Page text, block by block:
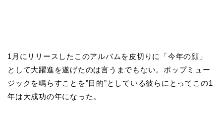
1月にリリースしたこのアルバムを皮切りに「今年の顔」
として大躍進を遂げたのは言うまでもない。ポップミュー
ジックを鳴らすことを”目的”としている彼らにとってこの1
年は大成功の年になった。